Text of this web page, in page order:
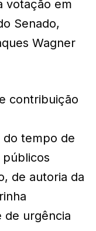
votação em
Senado,
Wagner
contribuição
do tempo de
de autoria da
de urgência